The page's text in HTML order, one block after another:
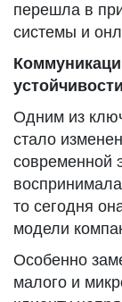
перешла в
системы и
Одним из
стало
современной
то сегодня
модели
Особенно
малого и